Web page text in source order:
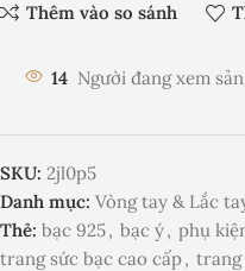
Thêm vào so sánh
14 Người đang xem
SKU: 2jl0p5
Danh mục: Vòng tay & Lắc
Thẻ: bạc 925, bạc ý, phụ
trang sức bạc cao cấp, trang